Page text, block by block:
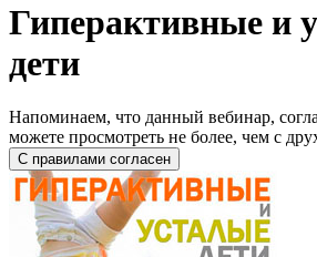
Гиперактивные и
дети
Напоминаем, что данный вебинар,
можете просмотреть не более, чем с